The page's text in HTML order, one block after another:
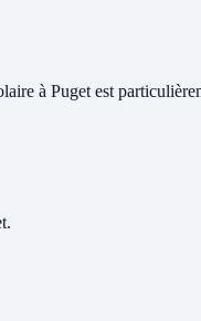
à Puget est